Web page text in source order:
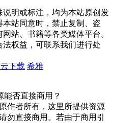
明或标注，均为本站原创发
站同意时，禁止复制、盗
站、书籍等各类媒体平台。
权益，可联系我们进行处
下载 希雅
能否直接商用？
作者所有，这里所提供资源
勿直接商用。若由于商用引